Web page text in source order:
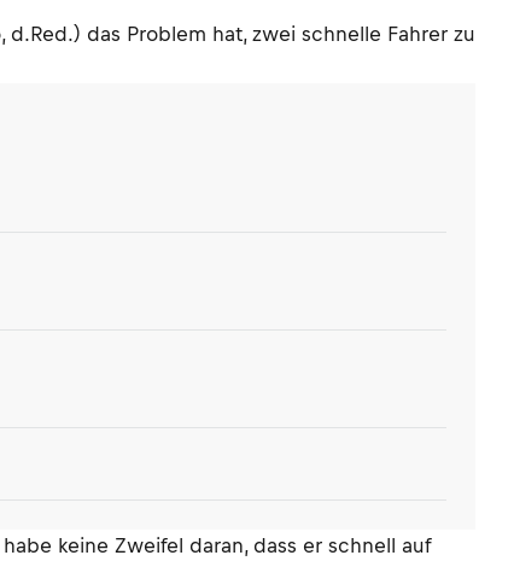
das Problem hat, zwei schnelle Fahrer zu
keine Zweifel daran, dass er schnell auf